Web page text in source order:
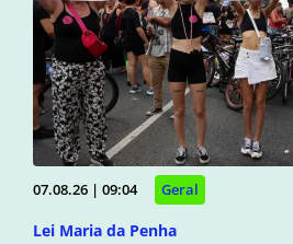
07.08.26 | 09:04 Geral
Lei Maria da Penha